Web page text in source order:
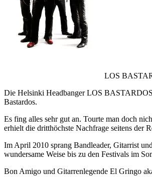
LOS
Die Helsinki Headbanger LOS
Bastardos.
Es fing alles sehr gut an. Tourte man doch
erhielt die dritthöchste Nachfrage seitens der
Im April 2010 sprang Bandleader, Gitarrist
wundersame Weise bis zu den Festivals im
Bon Amigo und Gitarrenlegende El Gringo